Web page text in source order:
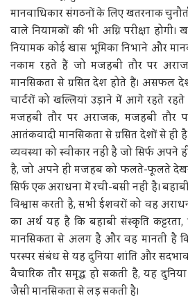
मानवाधिकार संगठनों के लिए खतरनाक
वाले नियामकों की भी अग्नि परीक्षा
नियामक कोई खास भूमिका निभाने और
नकाम रहते हैं जो मजहबी तौर पर
मानसिकता से ग्रसित देश होते हैं। असफल देश
चार्टरों को खल्लियां उड़ाने में आगे रहते
मजहबी तौर पर अराजक, मजहबी तौर
आतंकवादी मानसिकता से ग्रसित देशों से ही
व्यवस्था को स्वीकार नहीं है जो सिर्फ अपने
है, जो अपने ही मजहब को फलते-फूलते
सिर्फ एक अराधना में रची-बसी नहीं है।
विश्वास करती है, सभी ईशवरों को वह
का अर्थ यह है कि बहाबी संस्कृति
मानसिकता से अलग है और वह मानती है
परस्पर संबंध से यह दुनिया शांति और
वैचारिक तौर समृद्ध हो सकती है, यह
जैसी मानसिकता से लड़ सकती है।